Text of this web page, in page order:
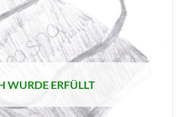
AUF MEINE
MERKLISTE
SETZEN
WURDE ERFÜLLT